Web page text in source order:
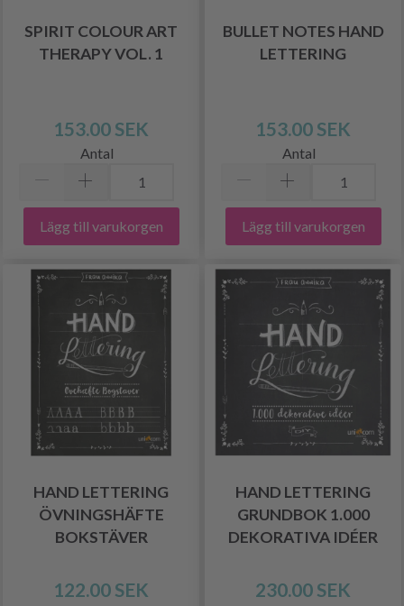
SPIRIT COLOUR ART
THERAPY VOL. 1
153.00 SEK
Antal
Lägg till varukorgen
BULLET NOTES HAND
LETTERING
153.00 SEK
Antal
Lägg till varukorgen
HAND LETTERING
ÖVNINGSHÄFTE
BOKSTÄVER
122.00 SEK
HAND LETTERING
GRUNDBOK 1.000
DEKORATIVA IDÉER
230.00 SEK